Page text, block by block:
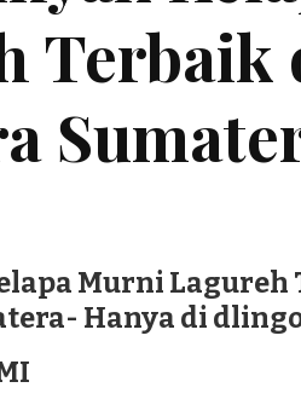
Terbaik
Murni Lagureh
Hanya di